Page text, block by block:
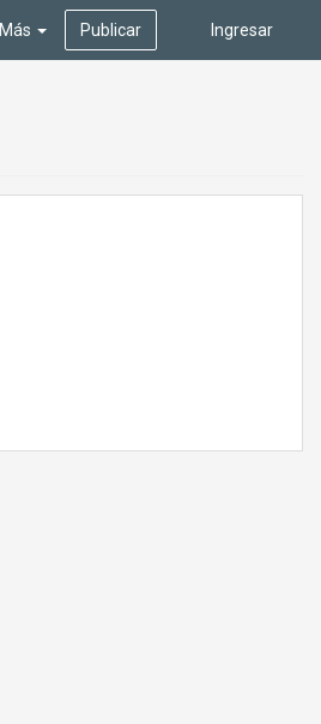
Ingresar
Más Publicar